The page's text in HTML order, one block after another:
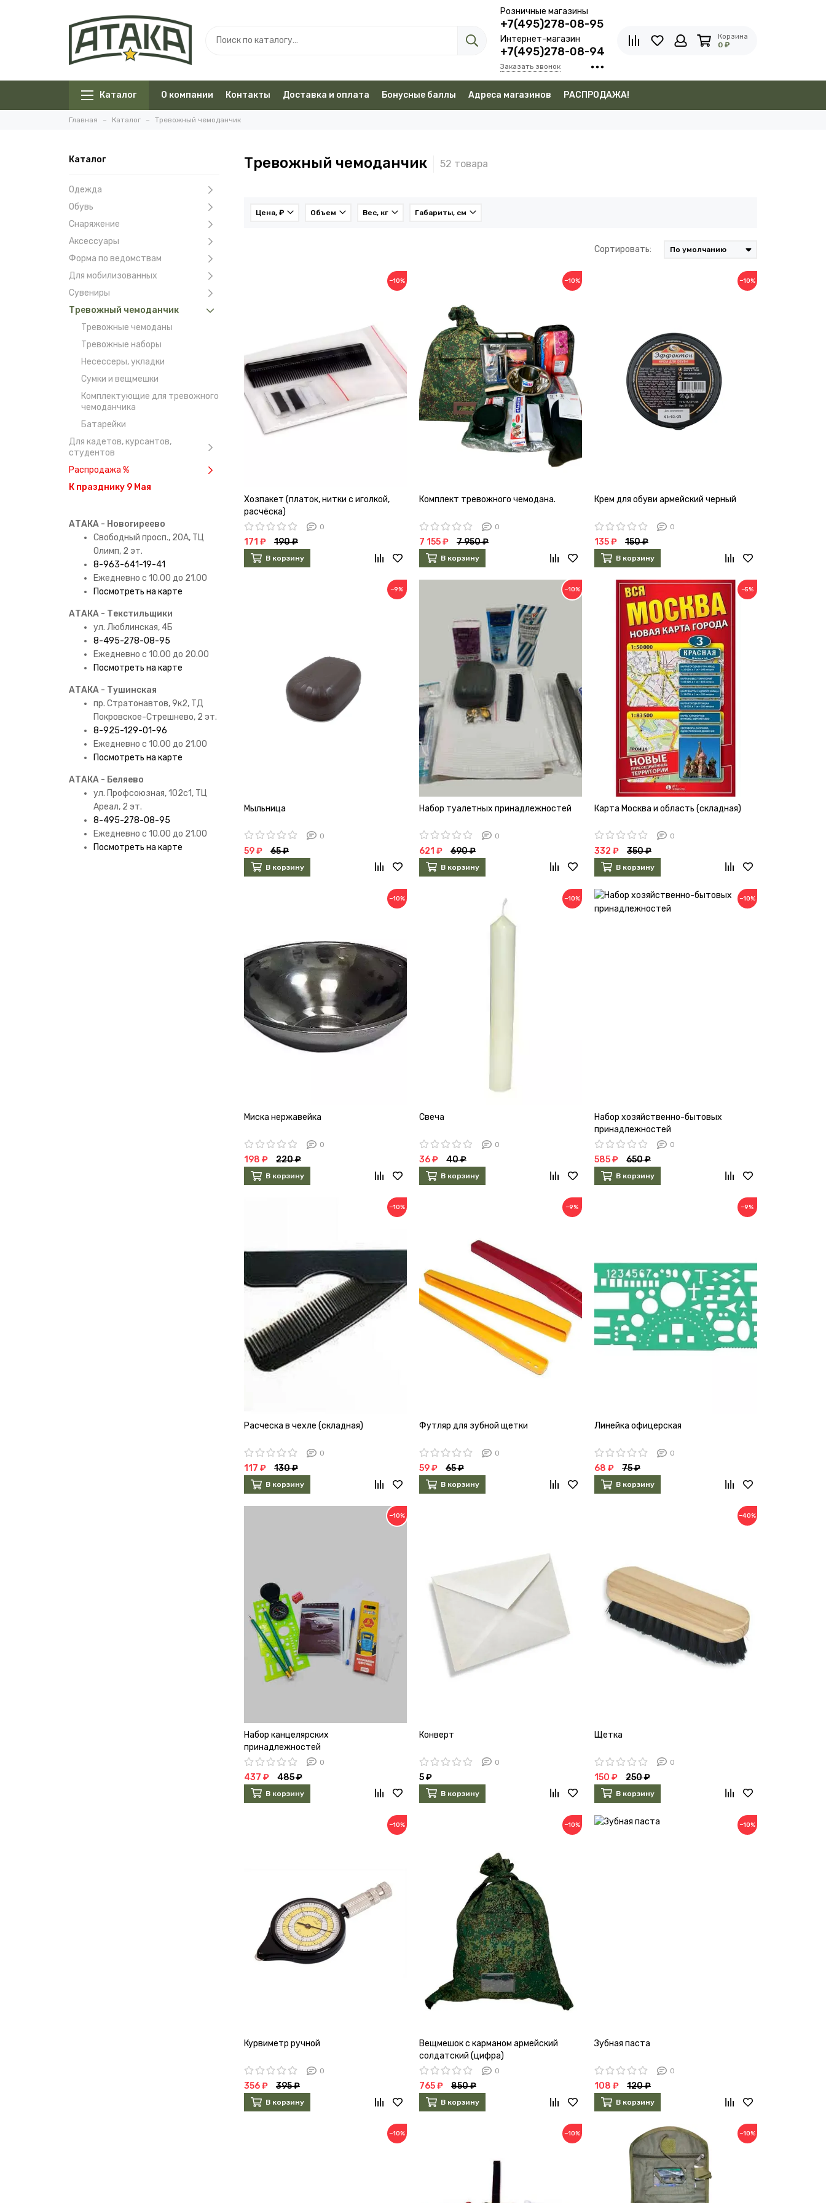
Розничные магазины
+7(495)278-08-95
Интернет-магазин
+7(495)278-08-94
Заказать звонок
Корзина
0 ₽
Каталог О компании Контакты Доставка и оплата Бонусные баллы Адреса магазинов РАСПРОДАЖА!
Главная Каталог Тревожный чемоданчик
Каталог
Одежда
Обувь
Снаряжение
Аксессуары
Форма по ведомствам
Для мобилизованных
Сувениры
Тревожный чемоданчик
Тревожные чемоданы
Тревожные наборы
Несессеры, укладки
Сумки и вещмешки
Комплектующие для тревожного
чемоданчика
Батарейки
Для кадетов, курсантов,
студентов
Распродажа %
К празднику 9 Мая
АТАКА - Новогиреево
Свободный просп., 20А, ТЦ
Олимп, 2 эт.
8-963-641-19-41
Ежедневно с 10.00 до 21.00
Посмотреть на карте
АТАКА - Текстильщики
ул. Люблинская, 4Б
8-495-278-08-95
Ежедневно с 10.00 до 20.00
Посмотреть на карте
АТАКА - Тушинская
пр. Стратонавтов, 9к2, ТД
Покровское-Стрешнево, 2 эт.
8-925-129-01-96
Ежедневно с 10.00 до 21.00
Посмотреть на карте
АТАКА - Беляево
ул. Профсоюзная, 102с1, ТЦ
Ареал, 2 эт.
8-495-278-08-95
Ежедневно с 10.00 до 21.00
Посмотреть на карте
Тревожный чемоданчик
Цена, ₽ Объем Вес, кг Габариты, см
Сортировать:
−10%
Хозпакет (платок, нитки с иголкой,
расчёска)
0
171 ₽ 190 ₽
В корзину
−10%
Комплект тревожного чемодана.
0
7 155 ₽ 7 950 ₽
В корзину
−10%
Крем для обуви армейский черный
0
135 ₽ 150 ₽
В корзину
−9%
Мыльница
0
59 ₽ 65 ₽
В корзину
−10%
Набор туалетных принадлежностей
0
621 ₽ 690 ₽
В корзину
−5%
Карта Москва и область (складная)
0
332 ₽ 350 ₽
В корзину
−10%
Миска нержавейка
0
198 ₽ 220 ₽
В корзину
−10%
Свеча
0
36 ₽ 40 ₽
В корзину
−10%
Набор хозяйственно-бытовых
принадлежностей
0
585 ₽ 650 ₽
В корзину
−10%
Расческа в чехле (складная)
0
117 ₽ 130 ₽
В корзину
−9%
Футляр для зубной щетки
0
59 ₽ 65 ₽
В корзину
−9%
Линейка офицерская
0
68 ₽ 75 ₽
В корзину
−10%
Набор канцелярских
принадлежностей
0
437 ₽ 485 ₽
В корзину
Конверт
0
5 ₽
В корзину
−40%
Щетка
0
150 ₽ 250 ₽
В корзину
−10%
Курвиметр ручной
0
356 ₽ 395 ₽
В корзину
−10%
Вещмешок с карманом армейский
солдатский (цифра)
0
765 ₽ 850 ₽
В корзину
−10%
Зубная паста
0
108 ₽ 120 ₽
В корзину
−10% −10% −10%